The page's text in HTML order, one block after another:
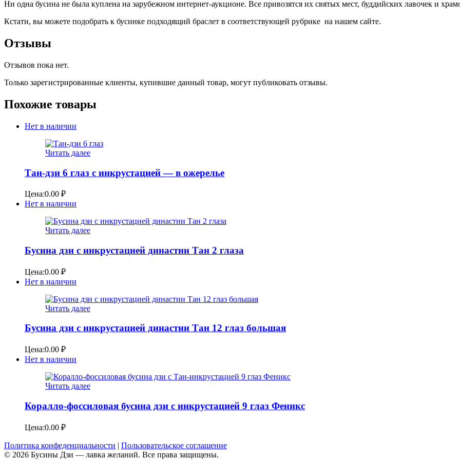
Ни одна бусина не была куплена на зарубежном интернет-аукционе. Все привозятся их святых мест, буддийских лавочек и
Кстати, вы можете подобрать к бусинке подходящий браслет в соответствующей рубрике на нашем сайте.
Отзывы
Отзывов пока нет.
Только зарегистрированные клиенты, купившие данный товар, могут публиковать отзывы.
Похожие товары
Нет в наличии
Читать далее
Тан-дзи 6 глаз с инкрустацией — в ожерелье
Цена:0.00 ₽
Нет в наличии
Читать далее
Бусина дзи с инкрустацией династии Тан 2 глаза
Цена:0.00 ₽
Нет в наличии
Читать далее
Бусина дзи с инкрустацией династии Тан 12 глаз большая
Цена:0.00 ₽
Нет в наличии
Читать далее
Коралло-фоссиловая бусина дзи с инкрустацией 9 глаз Феникс
Цена:0.00 ₽
Политика конфеденциальности | Пользовательское соглашение
© 2026 Бусины Дзи — лавка желаний. Все права защищены.